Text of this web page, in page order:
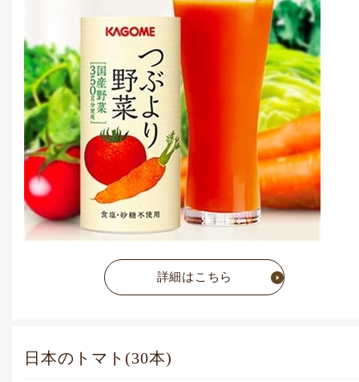
6,782 円
(税込)
(税込)
詳細はこちら
日本のトマト(30本)